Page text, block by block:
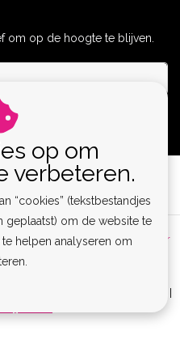
om op de hoogte te blijven.
Policy | Sitemap |
Disclaimer
& Kinky Fashion XS-6XL |
op om
verbeteren.
“cookies” (tekstbestandjes
om de website te
helpen analyseren om